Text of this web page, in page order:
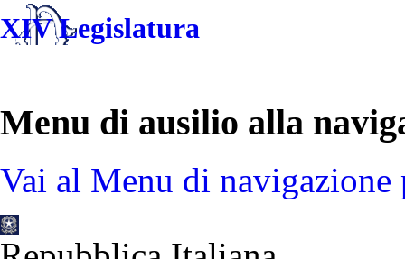
XIV Legislatura
Menu di ausilio alla
Vai al Menu di navigazione